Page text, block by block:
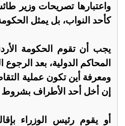
واعتبارها تصريحات وزير
كأحد النواب، بل يمثل
يجب أن تقوم الحكومة
المحاكم الدولية، بعد الرجوع
ومعرفة أين تكون عملية
إن أخل أحد الأطراف بشروط
أو يقوم رئيس الوزراء